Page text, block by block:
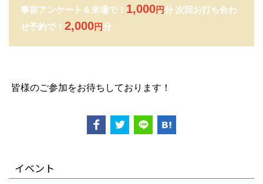
事前アンケート＆来場で！ 1,000円分 次回お打ち合わ
せ予約で！ 2,000円分
皆様のご参加をお待ちしております！
イベント